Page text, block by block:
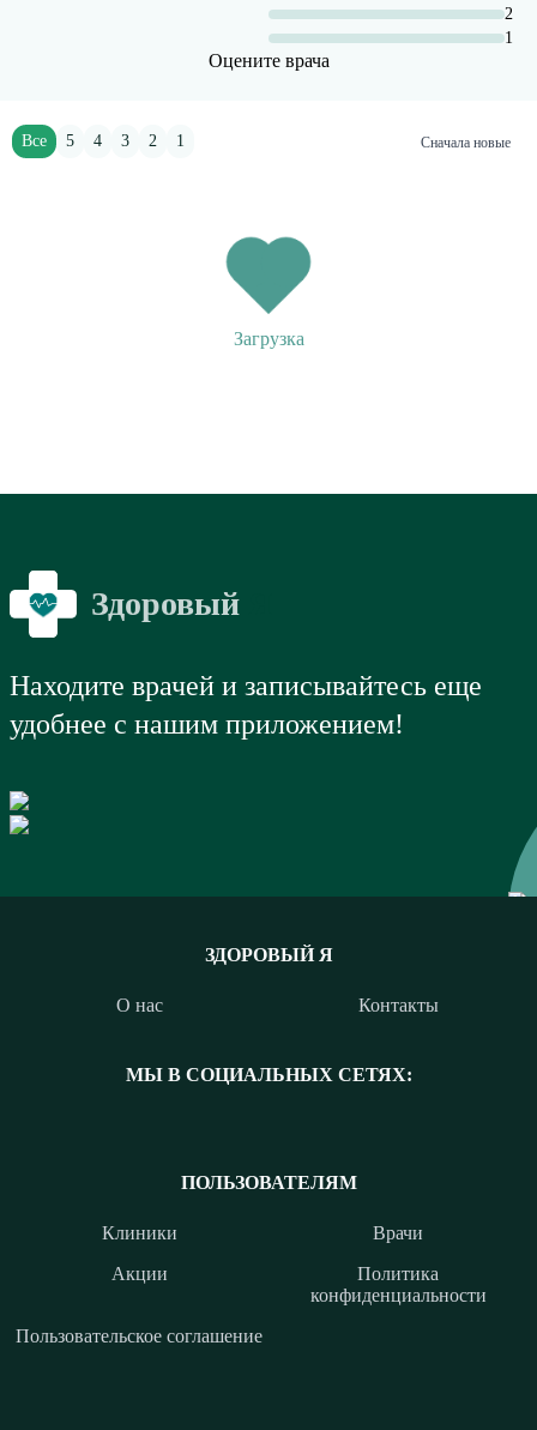
2
1
Оцените врача
Все 5 4 3 2 1 Сначала новые
Загрузка
Здоровый
Находите врачей и записывайтесь еще
удобнее с нашим приложением!
ЗДОРОВЫЙ Я
О нас Контакты
МЫ В СОЦИАЛЬНЫХ СЕТЯХ:
ПОЛЬЗОВАТЕЛЯМ
Клиники
Врачи
Акции
Политика
конфиденциальности
Пользовательское соглашение